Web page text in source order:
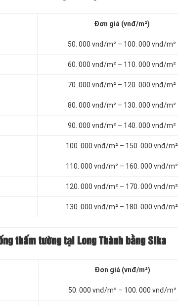
Đơn giá (vnđ/m²)
50. 000 vnđ/m² – 100. 000 vnđ/m²
60. 000 vnđ/m² – 110. 000 vnđ/m²
70. 000 vnđ/m² – 120. 000 vnđ/m²
80. 000 vnđ/m² – 130. 000 vnđ/m²
90. 000 vnđ/m² – 140. 000 vnđ/m²
100. 000 vnđ/m² – 150. 000 vnđ/m²
110. 000 vnđ/m² – 160. 000 vnđ/m²
120. 000 vnđ/m² – 170. 000 vnđ/m²
130. 000 vnđ/m² – 180. 000 vnđ/m²
thấm tường tại Long Thành bằng Sika
Đơn giá (vnđ/m²)
50. 000 vnđ/m² – 100. 000 vnđ/m²